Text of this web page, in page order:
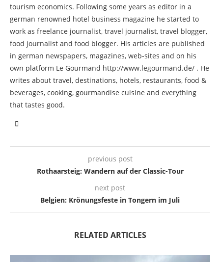
tourism economics. Following some years as editor in a
german renowned hotel business magazine he started to
work as freelance journalist, travel journalist, travel blogger,
food journalist and food blogger. His articles are published
in german newspapers, magazines, web-sites and on his
own platform Le Gourmand http://www.legourmand.de/ . He
writes about travel, destinations, hotels, restaurants, food &
beverages, cooking, gourmandise cuisine and everything
that tastes good.
previous post
Rothaarsteig: Wandern auf der Classic-Tour
next post
Belgien: Krönungsfeste in Tongern im Juli
RELATED ARTICLES